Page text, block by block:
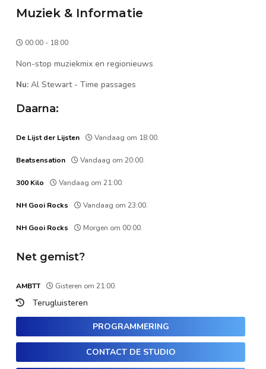
Muziek & Informatie
00:00 - 18:00
Non-stop muziekmix en regionieuws
Nu: Al Stewart- Time passages
Daarna:
De Lijst der Lijsten Vandaag om 18:00.
Beatsensation Vandaag om 20:00.
300 Kilo Vandaag om 21:00.
NH Gooi Rocks Vandaag om 23:00.
NH Gooi Rocks Morgen om 00:00.
Net gemist?
AMBTT Gisteren om 21:00.
Terugluisteren
PROGRAMMERING
CONTACT DE STUDIO